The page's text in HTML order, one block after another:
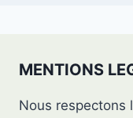
MENTIONS
Nous respectons